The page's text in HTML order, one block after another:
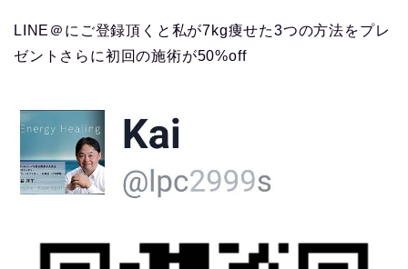
LINE＠にご登録頂くと私が7kg痩せた3つの方法をプレ
ゼントさらに初回の施術が50%off